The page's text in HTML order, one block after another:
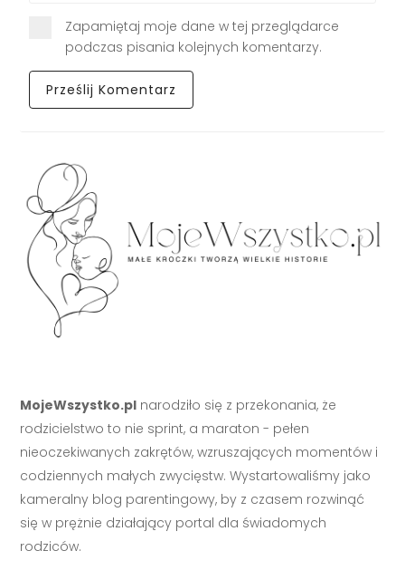
Zapamiętaj moje dane w tej przeglądarce
podczas pisania kolejnych komentarzy.
MojeWszystko.pl narodziło się z przekonania, że
rodzicielstwo to nie sprint, a maraton - pełen
nieoczekiwanych zakrętów, wzruszających momentów i
codziennych małych zwycięstw. Wystartowaliśmy jako
kameralny blog parentingowy, by z czasem rozwinąć
się w prężnie działający portal dla świadomych
rodziców.